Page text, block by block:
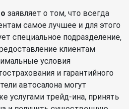
заявляет о том, что всегда
самое лучшее и для этого
специальное подразделение,
клиентам
условия
и гарантийного
автосалона могут
услугами трейд-ина, принять